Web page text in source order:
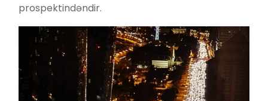
prospektindəndir.